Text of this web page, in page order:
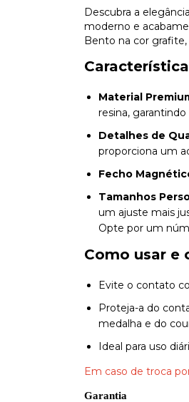
Descubra a
moderno e
Bento na cor
Material
resina,
Detalhes de
proporciona um
Fecho
Tamanhos
um ajuste mais
Opte por um
Como usar e
Evite o contato
Proteja-a do
medalha e do
Ideal para uso
Em caso de troca
Garantia